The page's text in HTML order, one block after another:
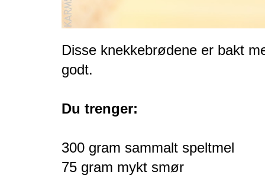
Disse knekkebrødene er bakt
godt.
Du trenger:
300 gram sammalt speltmel
75 gram mykt smør